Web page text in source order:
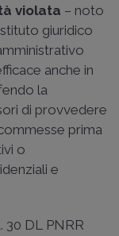
violata – noto
giuridico
anche in
la
di provvedere
prima
o
e
30 DL PNRR